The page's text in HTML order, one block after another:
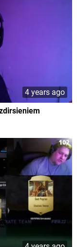
4 years ago